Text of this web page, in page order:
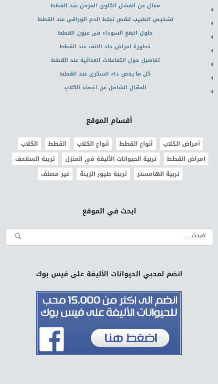
مقال عن الفشل الكلوى المزمن عند القطط
تشخيص الطبيب لنقص تجلط الدم الوراقى عند القطط
حلول البقع السوداء فى عيون القطط
خطورة امراض جلد الانف عند القطط
تفاصيل حول التفاعلات الغذائية عند القطط
كل ما يخص داء السكرى عند القطط
المقال الشامل عن اخصاء الكلاب
أقسام الموقع
أمراض الكلاب أنواع القطط أنواع الكلاب القطط
الكلاب
امراض القطط
تربية الحيوانات الأليفة في المنزل
تربية السلاحف
تربية الهامستر
تربية طيور الزينة غير مصنف
ابحث في الموقع
انضم لمحبي الحيوانات الأليفة على فيس بوك